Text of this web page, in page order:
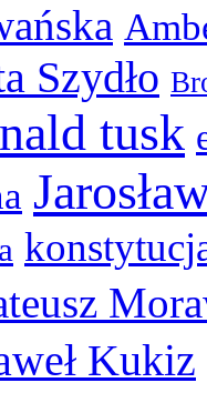
Szydło
tusk
Kukiz